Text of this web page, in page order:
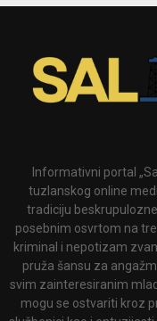
Informativni portal
tuzlanskog online
tradiciju
posebnim osvrtom na
kriminal i nepotizam
pruža šansu za
svim zainteresiranim
mogu se ostvariti kroz